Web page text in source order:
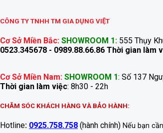
CÔNG TY TNHH TM GIA DỤNG VIỆT
Cơ Sở Miền Bắc: SHOWROOM 1: 555 Thụy
0523.345678 - 0989.88.66.86 Thời gian làm
Cơ Sở Miền Nam: SHOWROOM 1: Số 137
Thời gian làm việc: 8h30 - 22h
CHĂM SÓC KHÁCH HÀNG VÀ BẢO HÀNH:
Hotline: 0925.758.758 (hành chính) Nếu bạn